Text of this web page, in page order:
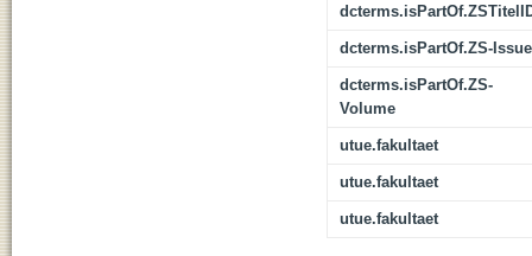
dcterms.isPartOf.ZS-Issue
dcterms.isPartOf.ZS-
Volume
utue.fakultaet
utue.fakultaet
utue.fakultaet